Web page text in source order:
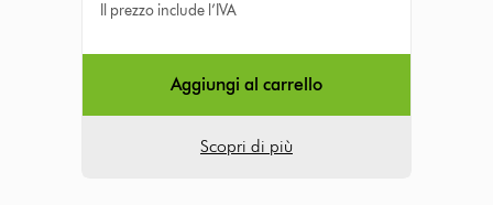
Il prezzo include l’IVA
Aggiungi al carrello
Scopri di più